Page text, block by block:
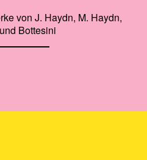
von J. Haydn, M. Haydn,
Bottesini